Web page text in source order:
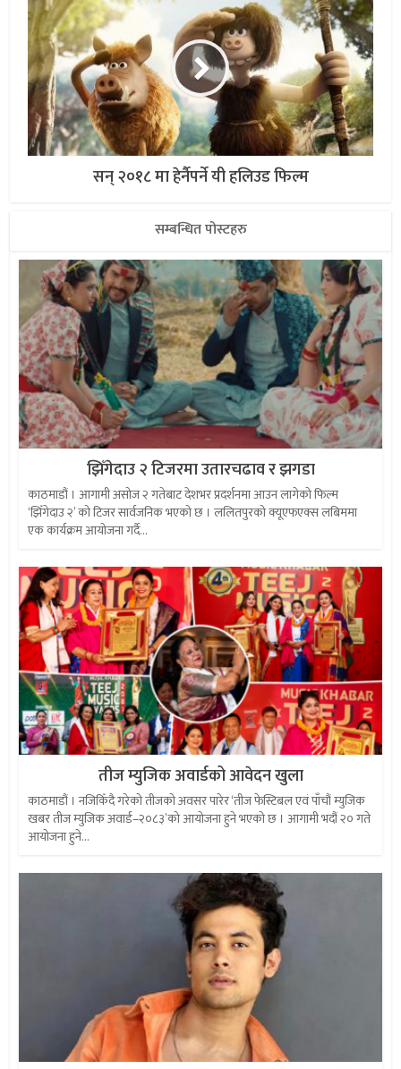
सन् २०१८ मा हेर्नैपर्ने यी हलिउड फिल्म
सम्बन्धित पोस्टहरु
झिँगेदाउ २ टिजरमा उतारचढाव र झगडा
काठमाडौं । आगामी असोज २ गतेबाट देशभर प्रदर्शनमा आउन लागेको फिल्म
‘झिँगेदाउ २’ को टिजर सार्वजनिक भएको छ । ललितपुरको क्यूएफएक्स लबिममा
एक कार्यक्रम आयोजना गर्दै...
तीज म्युजिक अवार्डको आवेदन खुला
काठमाडौं । नजिकिँदै गरेको तीजको अवसर पारेर ‘तीज फेस्टिबल एवं पाँचौं म्युजिक
खबर तीज म्युजिक अवार्ड–२०८३’को आयोजना हुने भएको छ । आगामी भदौं २० गते
आयोजना हुने...